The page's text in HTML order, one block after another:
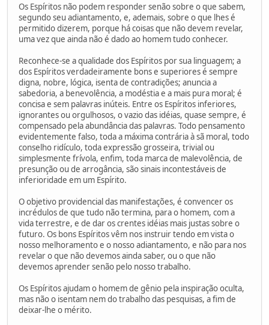
Os Espíritos não podem responder senão sobre o que sabem,
segundo seu adiantamento, e, ademais, sobre o que lhes é
permitido dizerem, porque há coisas que não devem revelar,
uma vez que ainda não é dado ao homem tudo conhecer.
Reconhece-se a qualidade dos Espíritos por sua linguagem; a
dos Espíritos verdadeiramente bons e superiores é sempre
digna, nobre, lógica, isenta de contradições; anuncia a
sabedoria, a benevolência, a modéstia e a mais pura moral; é
concisa e sem palavras inúteis. Entre os Espíritos inferiores,
ignorantes ou orgulhosos, o vazio das idéias, quase sempre, é
compensado pela abundância das palavras. Todo pensamento
evidentemente falso, toda a máxima contrária à sã moral, todo
conselho ridículo, toda expressão grosseira, trivial ou
simplesmente frívola, enfim, toda marca de malevolência, de
presunção ou de arrogância, são sinais incontestáveis de
inferioridade em um Espírito.
O objetivo providencial das manifestações, é convencer os
incrédulos de que tudo não termina, para o homem, com a
vida terrestre, e de dar os crentes idéias mais justas sobre o
futuro. Os bons Espíritos vêm nos instruir tendo em vista o
nosso melhoramento e o nosso adiantamento, e não para nos
revelar o que não devemos ainda saber, ou o que não
devemos aprender senão pelo nosso trabalho.
Os Espíritos ajudam o homem de gênio pela inspiração oculta,
mas não o isentam nem do trabalho das pesquisas, a fim de
deixar-lhe o mérito.